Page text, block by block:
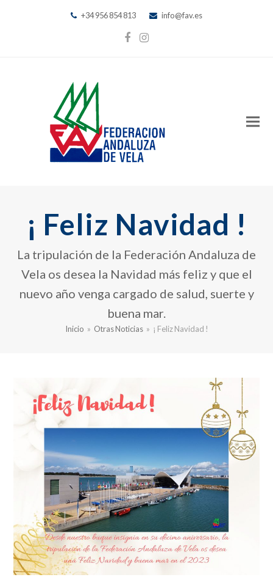
+34 956 854 813 info@fav.es
Facebook
Instagram
¡ Feliz Navidad !
La tripulación de la Federación Andaluza de
Vela os desea la Navidad más feliz y que el
nuevo año venga cargado de salud, suerte y
buena mar.
Inicio » Otras Noticias » ¡ Feliz Navidad !